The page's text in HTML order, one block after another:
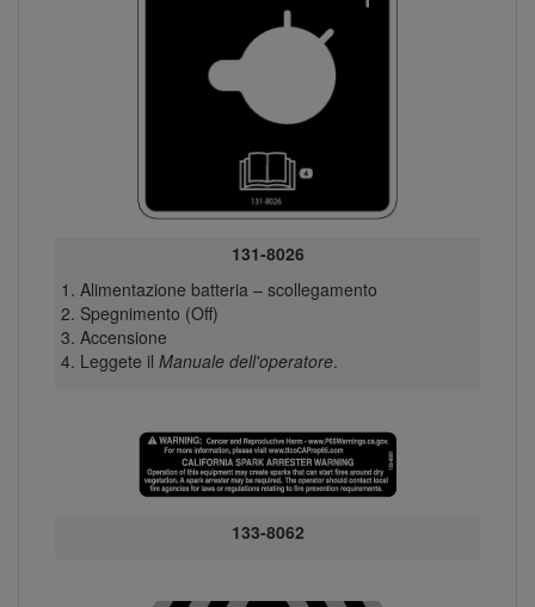
131-8026
Alimentazione batteria – scollegamento
Spegnimento (Off)
Accensione
Leggete il Manuale dell'operatore.
133-8062